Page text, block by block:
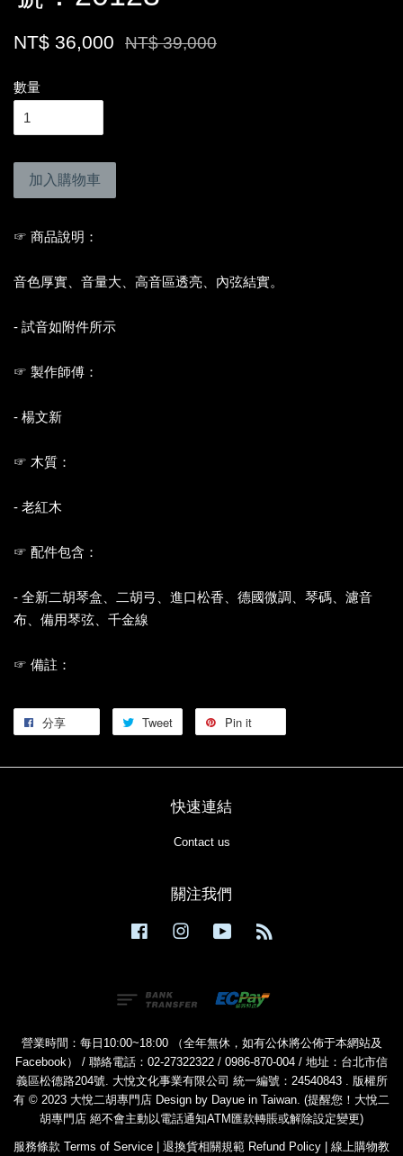
NT$ 36,000 NT$ 39,000
數量
加入購物車
☞ 商品說明：
音色厚實、音量大、高音區透亮、內弦結實。
- 試音如附件所示
☞ 製作師傅：
- 楊文新
☞ 木質：
- 老紅木
☞ 配件包含：
- 全新二胡琴盒、二胡弓、進口松香、德國微調、琴碼、濾音
布、備用琴弦、千金線
☞ 備註：
分享 Tweet Pin it
快速連結
Contact us
關注我們
Facebook Instagram YouTube
營業時間：每日10:00~18:00 （全年無休，如有公休將公佈于本網站及
Facebook） / 聯絡電話：02-27322322 / 0986-870-004 / 地址：台北市信
義區松德路204號. 大悅文化事業有限公司 統一編號：24540843 . 版權所
有 © 2023 大悅二胡專門店 Design by Dayue in Taiwan. (提醒您！大悅二
胡專門店 絕不會主動以電話通知ATM匯款轉賬或解除設定變更)
服務條款 Terms of Service | 退換貨相關規範 Refund Policy | 線上購物教